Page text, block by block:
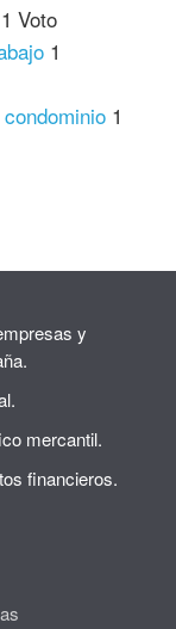
1 Voto
1
1
y
mercantil.
financieros.